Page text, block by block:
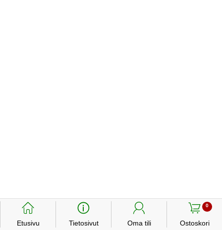
󰃱
Etusivu
󰈢
Tietosivut
󰃳
Oma tili
0
󰃦
Ostoskori